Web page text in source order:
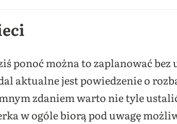
ponoć można to zaplanować bez
aktualne jest powiedzenie o
zdaniem warto nie tyle
w ogóle biorą pod uwagę